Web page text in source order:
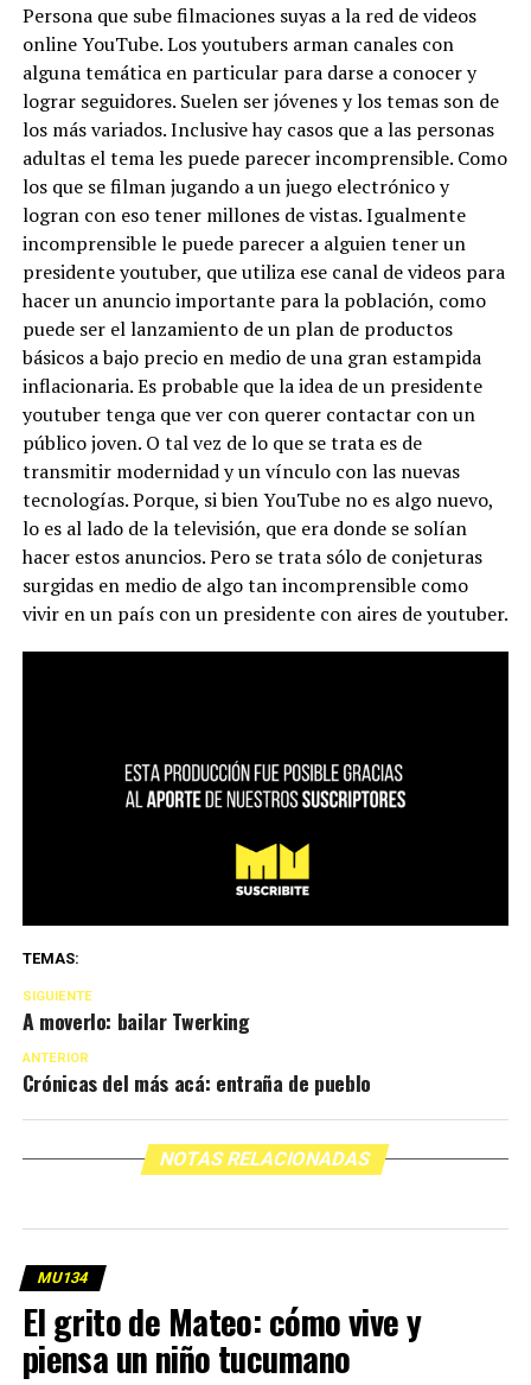
Persona que sube filmaciones suyas a la red de videos
online YouTube. Los youtubers arman canales con
alguna temática en particular para darse a conocer y
lograr seguidores. Suelen ser jóvenes y los temas son de
los más variados. Inclusive hay casos que a las personas
adultas el tema les puede parecer incomprensible. Como
los que se filman jugando a un juego electrónico y
logran con eso tener millones de vistas. Igualmente
incomprensible le puede parecer a alguien tener un
presidente youtuber, que utiliza ese canal de videos para
hacer un anuncio importante para la población, como
puede ser el lanzamiento de un plan de productos
básicos a bajo precio en medio de una gran estampida
inflacionaria. Es probable que la idea de un presidente
youtuber tenga que ver con querer contactar con un
público joven. O tal vez de lo que se trata es de
transmitir modernidad y un vínculo con las nuevas
tecnologías. Porque, si bien YouTube no es algo nuevo,
lo es al lado de la televisión, que era donde se solían
hacer estos anuncios. Pero se trata sólo de conjeturas
surgidas en medio de algo tan incomprensible como
vivir en un país con un presidente con aires de youtuber.
TEMAS:
SIGUIENTE
A moverlo: bailar Twerking
ANTERIOR
Crónicas del más acá: entraña de pueblo
NOTAS RELACIONADAS
MU134
El grito de Mateo: cómo vive y
piensa un niño tucumano